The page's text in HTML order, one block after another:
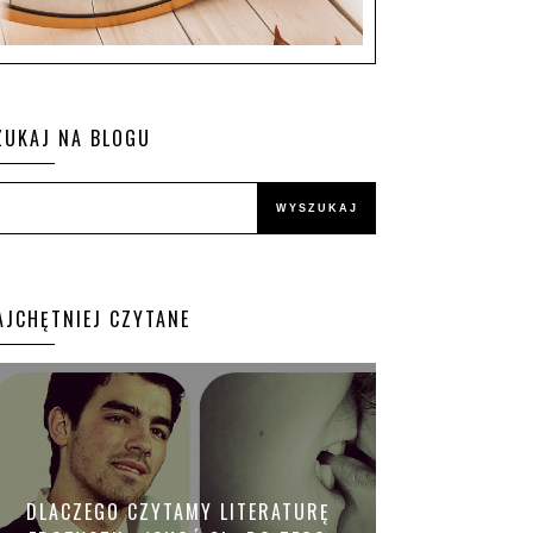
NA BLOGU
CZYTANE
DLACZEGO CZYTAMY LITERATURĘ